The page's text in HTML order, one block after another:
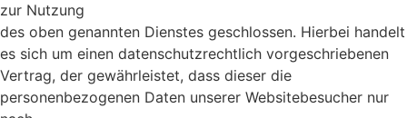
zur Nutzung
des oben genannten Dienstes geschlossen. Hierbei handelt
es sich um einen datenschutzrechtlich vorgeschriebenen
Vertrag, der gewährleistet, dass dieser die
personenbezogenen Daten unserer Websitebesucher nur